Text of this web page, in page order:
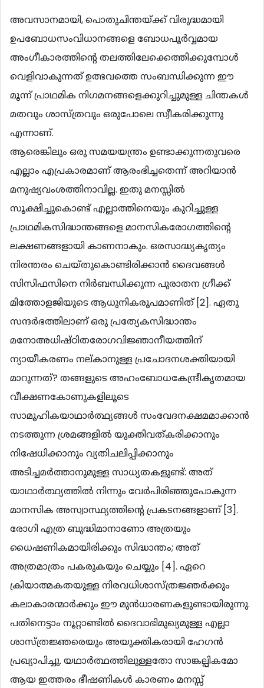
അവസാനമായി, പൊതുചിന്തയ്ക്ക് വിരുദ്ധമായി
ഉപബോധസംവിധാനങ്ങളെ ബോധപൂര്‍വ്വമായ
അംഗീകാരത്തിന്‍റെ തലത്തിലേക്കെത്തിക്കുമ്പോള്‍
വെളിവാകുന്നത് ഉത്ഭവത്തെ സംബന്ധിക്കുന്ന ഈ
മൂന്ന് പ്രാഥമിക നിഗമനങ്ങളെക്കുറിച്ചുമുള്ള ചിന്തകള്‍
മതവും ശാസ്ത്രവും ഒരുപോലെ സ്വീകരിക്കുന്നു
എന്നാണ്.
ആരെങ്കിലും ഒരു സമയയന്ത്രം ഉണ്ടാക്കുന്നതുവരെ
എല്ലാം എപ്രകാരമാണ് ആരംഭിച്ചതെന്ന് അറിയാന്‍
മനുഷ്യവംശത്തിനാവില്ല. ഇതു മനസ്സില്‍
സൂക്ഷിച്ചുകൊണ്ട് എല്ലാത്തിനെയും കുറിച്ചുള്ള
പ്രാഥമികസിദ്ധാന്തങ്ങളെ മാനസികരോഗത്തിന്‍റെ
ലക്ഷണങ്ങളായി കാണനാകും. ഒരസാദ്ധ്യകൃത്യം
നിരന്തരം ചെയ്തുകൊണ്ടിരിക്കാന്‍ ദൈവങ്ങള്‍
സിസിഫസിനെ നിര്‍ബന്ധിക്കുന്ന പുരാതന ഗ്രീക്ക്
മിത്തോളജിയുടെ ആധുനികരൂപമാണിത് [2]. ഏതു
സന്ദര്‍ഭത്തിലാണ് ഒരു പ്രത്യേകസിദ്ധാന്തം
മനോഅധിഷ്ഠിതരോഗവിജ്ഞാനീയത്തിന്
ന്യായീകരണം നല്കാനുള്ള പ്രചോദനശക്തിയായി
മാറുന്നത്? തങ്ങളുടെ അഹംബോധകേന്ദ്രീകൃതമായ
വീക്ഷണകോണുകളിലൂടെ
സാമൂഹികയാഥാര്‍ത്ഥ്യങ്ങള്‍ സംവേദനക്ഷമമാക്കാന്‍
നടത്തുന്ന ശ്രമങ്ങളില്‍ യുക്തിവത്കരിക്കാനും
നിഷേധിക്കാനും വ്യതിചലിപ്പിക്കാനും
അടിച്ചമര്‍ത്താനുമുള്ള സാധ്യതകളുണ്ട്: അത്
യാഥാര്‍ത്ഥ്യത്തില്‍ നിന്നും വേര്‍പിരിഞ്ഞുപോകുന്ന
മാനസിക അസ്വാസ്ഥ്യത്തിന്‍റെ പ്രകടനങ്ങളാണ് [3].
രോഗി എത്ര ബുദ്ധിമാനാണോ അത്രയും
ധൈഷണികമായിരിക്കും സിദ്ധാന്തം; അത്
അത്രമാത്രം പകരുകയും ചെയ്യും [4]. ഏറെ
ക്രിയാത്മകതയുള്ള നിരവധിശാസ്ത്രജ്ഞര്‍ക്കും
കലാകാരന്മാര്‍ക്കും ഈ മുന്‍ധാരണകളുണ്ടായിരുന്നു.
പതിനെട്ടാം നൂറ്റാണ്ടില്‍ ദൈവാഭിമുഖ്യമുള്ള എല്ലാ
ശാസ്ത്രജ്ഞരെയും അയുക്തികരായി ഹേഗന്‍
പ്രഖ്യാപിച്ചു. യഥാര്‍ത്ഥത്തിലുള്ളതോ സാങ്കല്പികമോ
ആയ ഇത്തരം ഭീഷണികള്‍ കാരണം മനസ്സ്